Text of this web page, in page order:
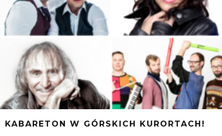
KABARETON W GÓRSKICH KURORTACH!